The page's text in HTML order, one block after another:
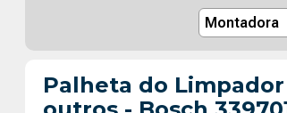
Montadora
Palheta do